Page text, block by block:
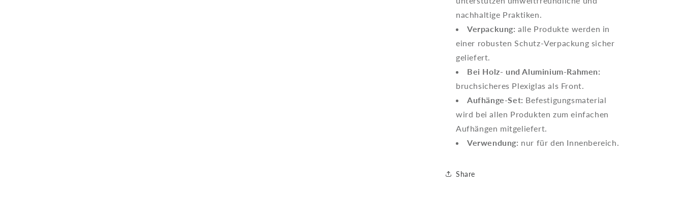
nachhaltige Praktiken.
Verpackung: alle Produkte werden in
einer robusten Schutz-Verpackung sicher
geliefert.
Bei Holz- und Aluminium-Rahmen:
bruchsicheres Plexiglas als Front.
Aufhänge-Set: Befestigungsmaterial
wird bei allen Produkten zum einfachen
Aufhängen mitgeliefert.
Verwendung: nur für den Innenbereich.
Share